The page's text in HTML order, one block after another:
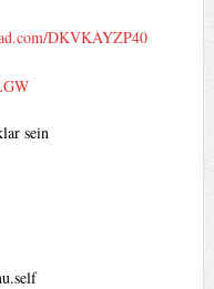
DKVKAYZP40
sein